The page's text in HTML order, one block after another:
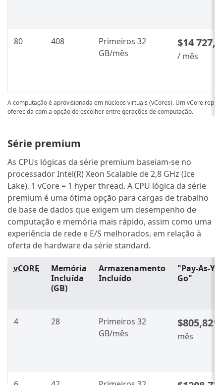
80 408
Primeiros 32
GB/mês
$14
/ mês
A computação é aprovisionada em núcleos virtuais (vCores). Um vCore
oferecida com a opção de escolher entre gerações de computação.
Série premium
As CPUs lógicas da série premium baseiam-se no
processador Intel(R) Xeon Scalable de 2,8 GHz (Ice
Lake), 1 vCore = 1 hyper thread. A CPU lógica da série
premium é uma ótima opção para cargas de trabalho
de base de dados que exigem um desempenho de
computação e memória mais rápido, assim como uma
experiência de rede e E/S melhorados, em relação à
oferta de hardware da série standard.
vCORE
Memória
Incluída
(GB)
Armazenamento
Incluído
"Pay-As-
Go"
4 28
Primeiros 32
GB/mês
$805,821
mês